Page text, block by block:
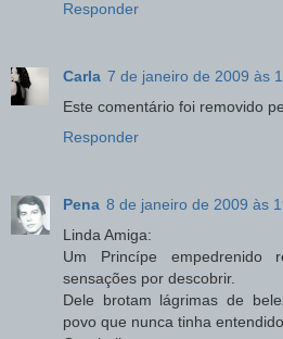
Responder
Carla 7 de janeiro de 2009 às
Este comentário foi removido
Responder
Pena 8 de janeiro de 2009 às
Linda Amiga:
Um Princípe empedrenido
sensações por descobrir.
Dele brotam lágrimas de
povo que nunca tinha